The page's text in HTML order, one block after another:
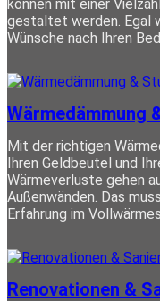
können mit einer
gestaltet werden. Egal
Wünsche nach Ihren
Wärmedämmung
Mit der richtigen
Ihren Geldbeutel und
Wärmeverluste gehen
Außenwänden. Das
Erfahrung im
Renovationen &